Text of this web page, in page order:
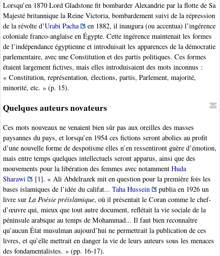
Lorsqu’en 1870 Lord Gladstone fit bombarder Alexandrie par la flotte de Sa
Majesté britannique la Reine Victoria, bombardement suivi de la répression
de la révolte d’Urabi Pacha
en 1882, il inaugura (ou accentua) l’ingérence
coloniale franco-anglaise en Égypte. Cette ingérence maintenait les formes
de l’indépendance égyptienne et introduisait les apparences de la démocratie
parlementaire, avec une Constitution et des partis politiques. Ces formes
étaient largement fictives, mais elles introduisaient des mots inconnus :
« Constitution, représentation, élections, partis, Parlement, majorité,
minorité, etc. » (p. 15).
Quelques auteurs novateurs
Ces mots nouveaux ne venaient bien sûr pas aux oreilles des masses
paysannes du pays, et lorsqu’en 1954 ces fictions seront abolies au profit
d’une nouvelle forme de despotisme elles n’en ressentiront guère d’émotion,
mais entre temps quelques intellectuels seront apparus, ainsi que des
mouvements pour la libération des femmes avec notamment Huda
Sharawi
[1]. « Ali Abdelrazek mit en question pour la première fois les
bases islamiques de l’idée du califat... Taha Hussein
publia en 1926 un
livre sur La Poésie préislamique, où il présentait le Coran comme le chef-
d’œuvre qui, mieux que tout autre document, reflétait la vie sociale de la
péninsule arabique au temps de Mohammad... Il faut bien reconnaître
qu’aucun État musulman aujourd’hui ne permettrait la publication de ces
livres, et qu’elle mettrait en danger la vie de leurs auteurs sous les menaces
des fondamentalistes. » (pp. 16-17).